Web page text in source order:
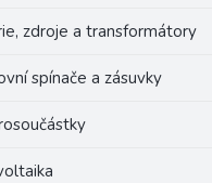
zdroje a transformátory
spínače a zásuvky